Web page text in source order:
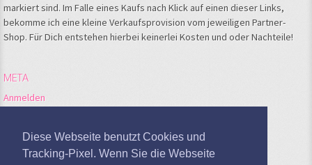
Diese Webseite benutzt Cookies und
Tracking-Pixel. Wenn Sie die Webseite
markiert sind. Im Falle eines Kaufs nach Klick auf einen dieser Links,
bekomme ich eine kleine Verkaufsprovision vom jeweiligen Partner-
Shop. Für Dich entstehen hierbei keinerlei Kosten und oder Nachteile!
META
Anmelden
Kommentare-Feed